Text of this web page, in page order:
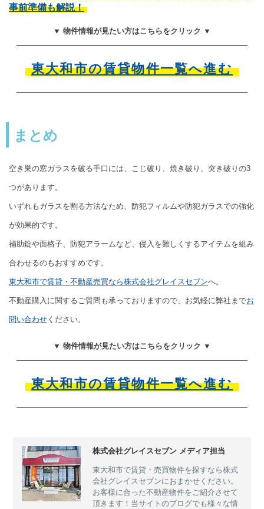
事前準備も解説！
▼ 物件情報が見たい方はこちらをクリック ▼
東大和市の賃貸物件一覧へ進む
まとめ
空き巣の窓ガラスを破る手口には、こじ破り、焼き破り、突き破りの3
つがあります。
いずれもガラスを割る方法なため、防犯フィルムや防犯ガラスでの強化
が効果的です。
補助錠や面格子、防犯アラームなど、侵入を難しくするアイテムを組み
合わせるのもおすすめです。
東大和市で賃貸・不動産売買なら株式会社グレイスセブンへ。
不動産購入に関するご質問も承っておりますので、お気軽に弊社までお
問い合わせ ください。
▼ 物件情報が見たい方はこちらをクリック ▼
東大和市の賃貸物件一覧へ進む
株式会社グレイスセブン メディア担当
東大和市で賃貸・売買物件を探すなら株式
会社グレイスセブンにおまかせください。
お客様に合った不動産物件をご紹介させて
頂きます！当サイトのブログでも様々な情